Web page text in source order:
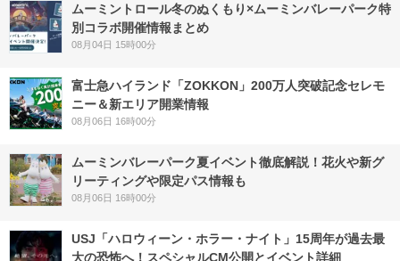
ムーミントロール冬のぬくもり×ムーミンバレーパーク特
別コラボ開催情報まとめ
08月04日 15時00分
富士急ハイランド「ZOKKON」200万人突破記念セレモ
ニー＆新エリア開業情報
08月06日 16時00分
ムーミンバレーパーク夏イベント徹底解説！花火や新グ
リーティングや限定パス情報も
08月06日 16時00分
USJ「ハロウィーン・ホラー・ナイト」15周年が過去最
大の恐怖へ！スペシャルCM公開とイベント詳細